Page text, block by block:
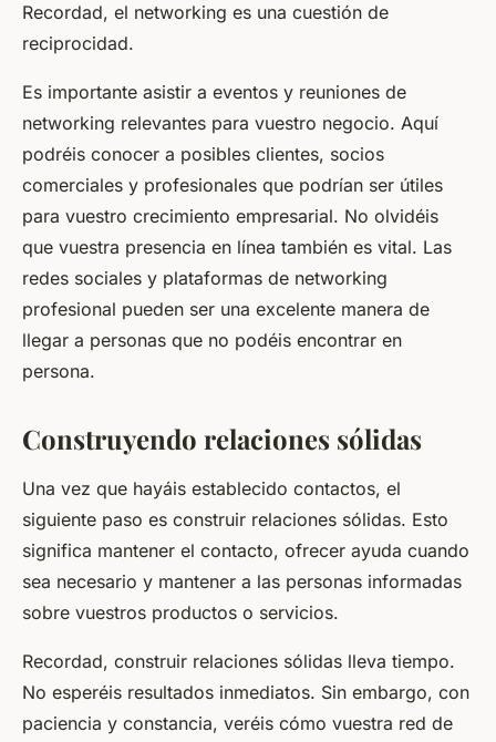
Recordad, el networking es una cuestión de
reciprocidad.
Es importante asistir a eventos y reuniones de
networking relevantes para vuestro negocio. Aquí
podréis conocer a posibles clientes, socios
comerciales y profesionales que podrían ser útiles
para vuestro crecimiento empresarial. No olvidéis
que vuestra presencia en línea también es vital. Las
redes sociales y plataformas de networking
profesional pueden ser una excelente manera de
llegar a personas que no podéis encontrar en
persona.
Construyendo relaciones sólidas
Una vez que hayáis establecido contactos, el
siguiente paso es construir relaciones sólidas. Esto
significa mantener el contacto, ofrecer ayuda cuando
sea necesario y mantener a las personas informadas
sobre vuestros productos o servicios.
Recordad, construir relaciones sólidas lleva tiempo.
No esperéis resultados inmediatos. Sin embargo, con
paciencia y constancia, veréis cómo vuestra red de